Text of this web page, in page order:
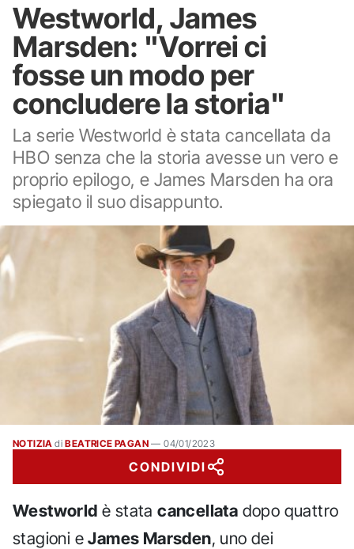
Westworld, James
Marsden: "Vorrei ci
fosse un modo per
concludere la storia"
La serie Westworld è stata cancellata da
HBO senza che la storia avesse un vero e
proprio epilogo, e James Marsden ha ora
spiegato il suo disappunto.
NOTIZIA di BEATRICE PAGAN —04/01/2023
CONDIVIDI
Westworld è statacancellata dopo quattro
stagioni eJames Marsden, uno dei